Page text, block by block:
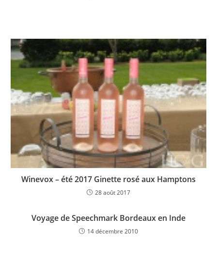
Winevox – été 2017 Ginette rosé aux Hamptons
28 août 2017
Voyage de Speechmark Bordeaux en Inde
14 décembre 2010